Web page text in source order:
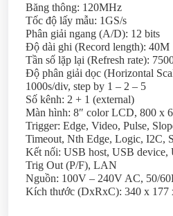
Băng thông: 120MHz
Tốc độ lấy mẫu: 1GS/s
Phân giải ngang (A/D): 12 bits
Độ dài ghi (Record length): 40M
Tần số lặp lại (Refresh rate):
Độ phân giải dọc (Horizontal
1000s/div, step by 1 – 2 – 5
Số kênh: 2 + 1 (external)
Màn hình: 8″ color LCD, 800 x
Trigger: Edge, Video, Pulse,
Timeout, Nth Edge, Logic, I2C,
Kết nối: USB host, USB device,
Trig Out (P/F), LAN
Nguồn: 100V – 240V AC, 50/
Kích thước (DxRxC): 340 x 177